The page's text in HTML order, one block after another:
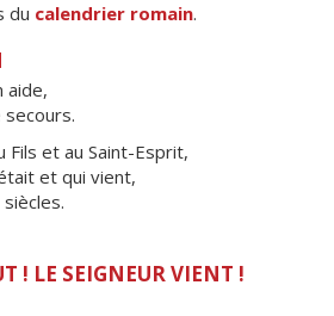
du calendrier romain.
aide,
secours.
Fils et au Saint-Esprit,
et qui vient,
! LE SEIGNEUR VIENT !